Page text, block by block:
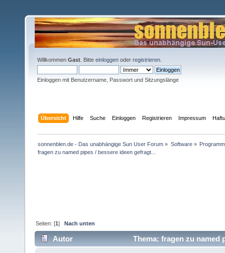
Willkommen Gast . Bitte einloggen oder registrieren
Einloggen mit Benutzername, Passwort und Sitzungslänge
Übersicht Hilfe Suche Einloggen Registrieren Impressum
sonnenblen.de - Das unabhängige Sun User Forum » Software»
fragen zu named pipes / bessere ideen gefragt...
Seiten: [1]Nach unten
Autor Thema: fragen zu named